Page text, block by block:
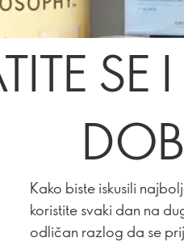
Kako biste iskusili
koristite svaki dan na
odličan razlog da se